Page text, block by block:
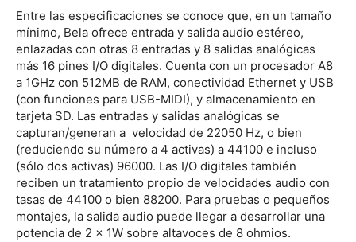
Entre las especificaciones se conoce que, en un tamaño
mínimo, Bela ofrece entrada y salida audio estéreo,
enlazadas con otras 8 entradas y 8 salidas analógicas
más 16 pines I/O digitales. Cuenta con un procesador A8
a 1GHz con 512MB de RAM, conectividad Ethernet y USB
(con funciones para USB-MIDI), y almacenamiento en
tarjeta SD. Las entradas y salidas analógicas se
capturan/generan a velocidad de 22050 Hz, o bien
(reduciendo su número a 4 activas) a 44100 e incluso
(sólo dos activas) 96000. Las I/O digitales también
reciben un tratamiento propio de velocidades audio con
tasas de 44100 o bien 88200. Para pruebas o pequeños
montajes, la salida audio puede llegar a desarrollar una
potencia de 2 x 1W sobre altavoces de 8 ohmios.